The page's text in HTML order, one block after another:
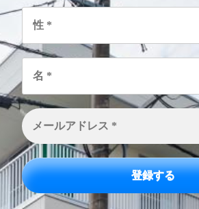
性
名
メ
ー
ル
ア
ド
レ
ス
*